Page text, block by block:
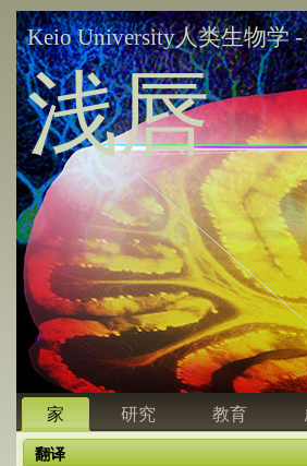
Keio University人类生物学
浅唇
家 研究 教育
翻译